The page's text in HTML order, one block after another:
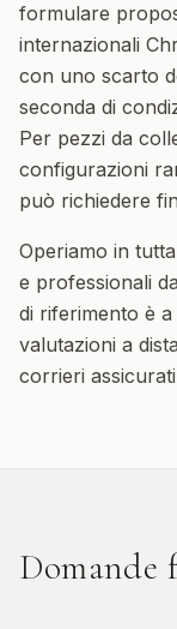
formulare
internazionali
con uno scarto
seconda di
Per pezzi da
configurazioni
può richiedere
Operiamo in
e professionali da
di riferimento è
valutazioni a
corrieri